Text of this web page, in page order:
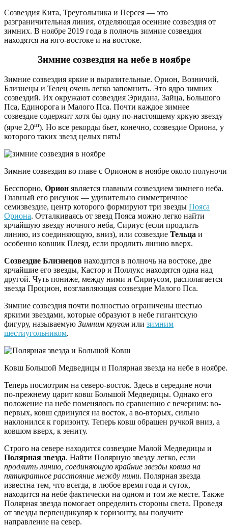
Созвездия Кита, Треугольника и Персея — это
разграничительная линия, отделяющая осенние созвездия от
зимних. В ноябре 2019 года в полночь зимние созвездия
находятся на юго-востоке и на востоке.
Зимние созвездия на небе в ноябре
Зимние созвездия яркие и выразительные. Орион, Возничий,
Близнецы и Телец очень легко запомнить. Это ядро зимних
созвездий. Их окружают созвездия Эридана, Зайца, Большого
Пса, Единорога и Малого Пса. Почти каждое зимнее
созвездие содержит хотя бы одну по-настоящему яркую звезду
(ярче 2,0m). Но все рекорды бьет, конечно, созвездие Ориона, у
которого таких звезд целых пять!
Зимние созвездия во главе с Орионом в ноябре около
Бесспорно, Орион является главным созвездием зимнего неба.
Главный его рисунок — удивительно симметричное
семизвездие, центр которого формируют три звезды Пояса
Ориона. Отталкиваясь от звезд Пояса можно легко найти
ярчайшую звезду ночного неба, Сириус (если продлить
линию, из соединяющую, вниз), или созвездие Тельца и
особенно ковшик Плеяд, если продлить линию вверх.
Созвездие Близнецов находится в полночь на востоке, две
ярчайшие его звезды, Кастор и Поллукс находятся одна над
другой. Чуть пониже, между ними и Сириусом, располагается
звезда Процион, возглавляющая созвездие Малого Пса.
Зимние созвездия почти полностью ограничены шестью
яркими звездами, которые образуют в небе гигантскую
фигуру, называемую Зимним кругом или зимним
шестиугольником.
Ковш Большой Медведицы и Полярная звезда на небе в
Теперь посмотрим на северо-восток. Здесь в середине ночи
по-прежнему царит ковш Большой Медведицы. Однако его
положение на небе поменялось по сравнению с вечерним: во-
первых, ковш сдвинулся на восток, а во-вторых, сильно
наклонился к горизонту. Теперь ковш обращен ручкой вниз, а
ковшом вверх, к зениту.
Строго на севере находится созвездие Малой Медведицы и
Полярная звезда. Найти Полярную звезду легко, если
продлить линию, соединяющую крайние звезды ковша на
пятикратное расстояние между ними. Полярная звезда
известна тем, что всегда, в любое время года и суток,
находится на небе фактически на одном и том же месте. Также
Полярная звезда помогает определить стороны света. Проведя
от звезды перпендикуляр к горизонту, вы получите
направление на север.